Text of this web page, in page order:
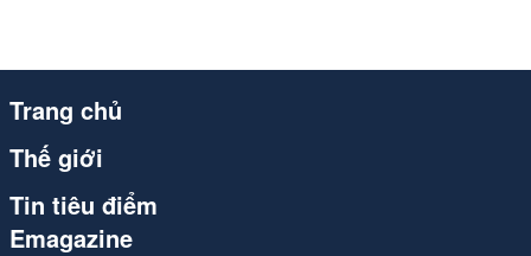
Trang chủ
Thế giới
Tin tiêu điểm
Emagazine